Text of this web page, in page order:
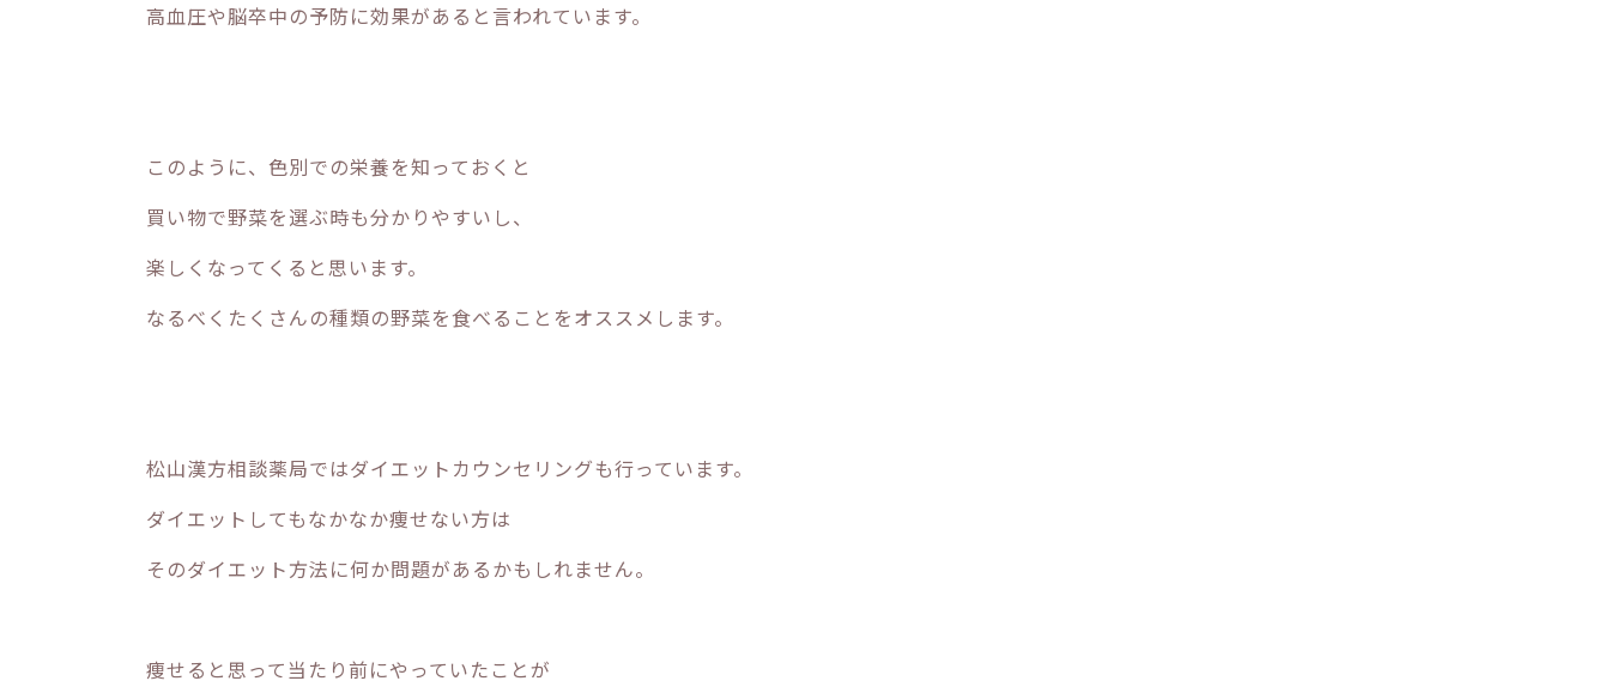
高血圧や脳卒中の予防に効果があると言われています。
このように、色別での栄養を知っておくと
買い物で野菜を選ぶ時も分かりやすいし、
楽しくなってくると思います。
なるべくたくさんの種類の野菜を食べることをオススメします。
松山漢方相談薬局ではダイエットカウンセリングも行っています。
ダイエットしてもなかなか痩せない方は
そのダイエット方法に何か問題があるかもしれません。
痩せると思って当たり前にやっていたことが